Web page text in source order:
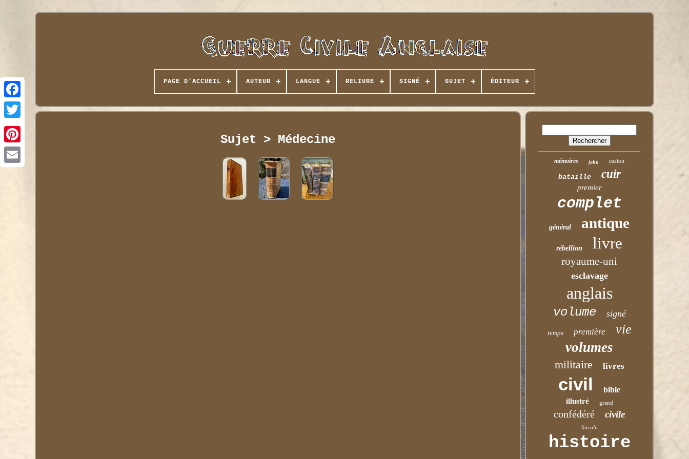
PAGE D'ACCUEIL AUTEUR LANGUE RELIURE SIGNÉ SUJET ÉDITEUR
Sujet > Médecine
mémoires john easton
bataille cuir
premier
complet
général antique
rébellion livre
royaume-uni
esclavage
anglais
volume signé
temps première vie
volumes
militaire livres
civil bible
illustré grand
confédéré civile
lincoln
histoire